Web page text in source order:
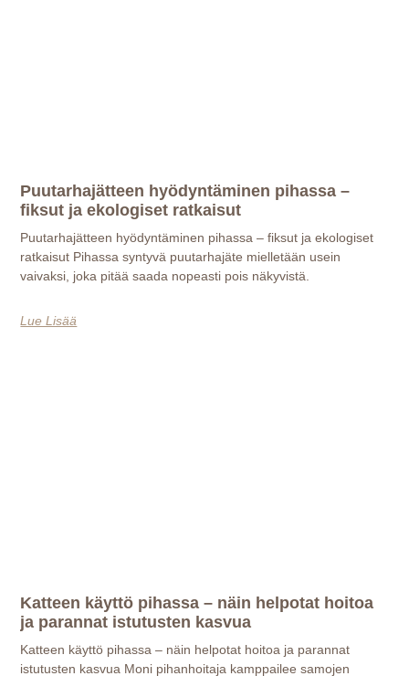
Puutarhajätteen hyödyntäminen pihassa –
fiksut ja ekologiset ratkaisut
Puutarhajätteen hyödyntäminen pihassa – fiksut ja ekologiset
ratkaisut Pihassa syntyvä puutarhajäte mielletään usein
vaivaksi, joka pitää saada nopeasti pois näkyvistä.
Lue Lisää
Katteen käyttö pihassa – näin helpotat hoitoa
ja parannat istutusten kasvua
Katteen käyttö pihassa – näin helpotat hoitoa ja parannat
istutusten kasvua Moni pihanhoitaja kamppailee samojen